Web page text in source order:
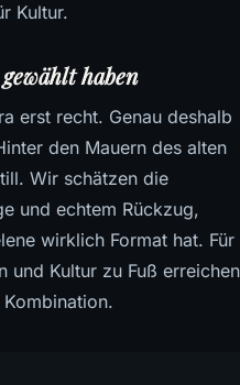
Kultur.
haben
erst recht. Genau deshalb
den Mauern des alten
Wir schätzen die
und echtem Rückzug,
wirklich Format hat. Für
und Kultur zu Fuß erreichen